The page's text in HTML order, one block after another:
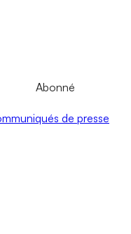
Abonné
de presse